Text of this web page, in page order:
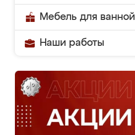
Мебель для ванной
Наши работы